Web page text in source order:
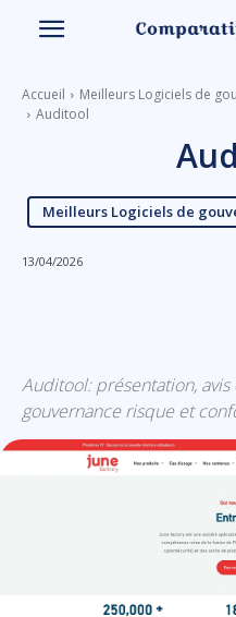
Accueil
Meilleurs Logiciels de
Auditool
Meilleurs Logiciels de
13/04/2026
Auditool: présentation,
gouvernance risque et